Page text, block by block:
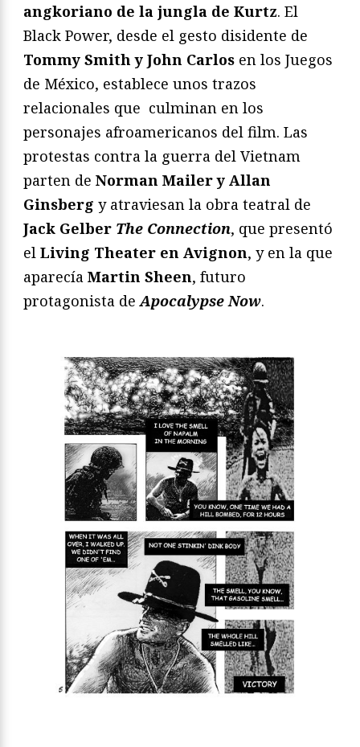
angkoriano de la jungla de Kurtz. El
Black Power, desde el gesto disidente de
Tommy Smith y John Carlos en los Juegos
de México, establece unos trazos
relacionales que culminan en los
personajes afroamericanos del film. Las
protestas contra la guerra del Vietnam
parten de Norman Mailer y Allan
Ginsberg y atraviesan la obra teatral de
Jack Gelber The Connection, que presentó
el Living Theater en Avignon, y en la que
aparecía Martin Sheen, futuro
protagonista deApocalypse Now.